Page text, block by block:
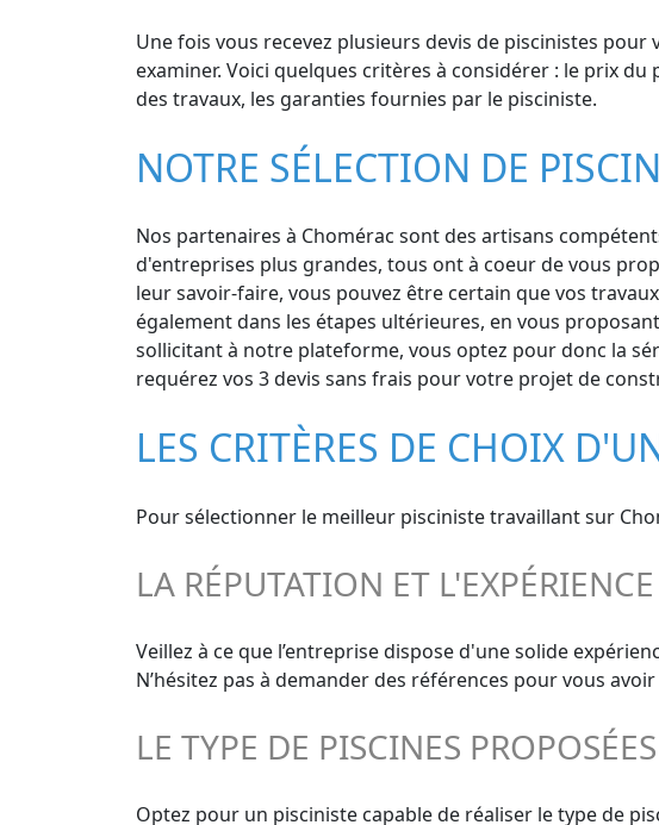
Une fois vous recevez plusieurs devis de piscinistes
examiner. Voici quelques critères à considérer : le prix
des travaux, les garanties fournies par le pisciniste.
NOTRE SÉLECTION DE
Nos partenaires à Chomérac sont des artisans
d'entreprises plus grandes, tous ont à coeur de vous
leur savoir-faire, vous pouvez être certain que vos
également dans les étapes ultérieures, en vous
sollicitant à notre plateforme, vous optez pour donc la
requérez vos 3 devis sans frais pour votre projet de
LES CRITÈRES DE CHOIX
Pour sélectionner le meilleur pisciniste travaillant sur
LA RÉPUTATION ET L'EXPÉRIENCE
Veillez à ce que l’entreprise dispose d'une solide
N’hésitez pas à demander des références pour vous
LE TYPE DE PISCINES PROPOSÉES
Optez pour un pisciniste capable de réaliser le type de